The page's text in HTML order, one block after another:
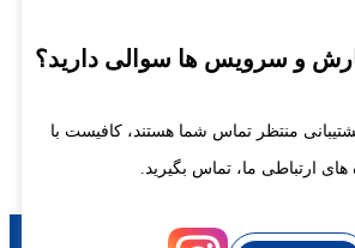
و سرویس ها سوالی دارید؟
منتظر تماس شما هستند، کافیست با
ارتباطی ما، تماس بگیرید.